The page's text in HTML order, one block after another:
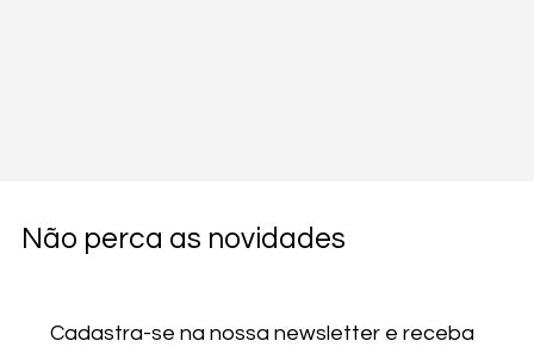
Não perca as novidades
Cadastra-se na nossa newsletter e receba